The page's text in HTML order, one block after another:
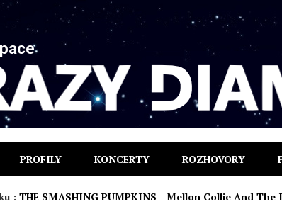
PROFILY KONCERTY ROZHOVORY
: THE SMASHING PUMPKINS - Mellon Collie And The